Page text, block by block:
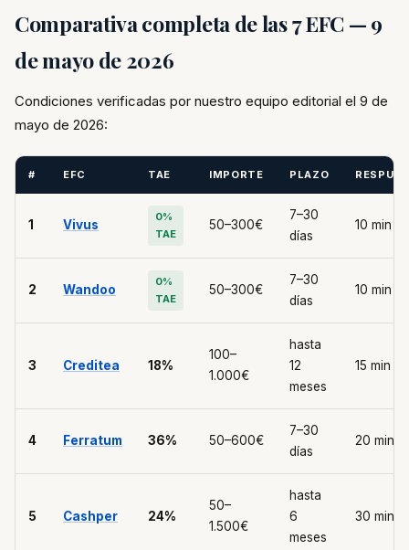
Comparativa completa de las 7 EFC — 9
de mayo de 2026
Condiciones verificadas por nuestro equipo editorial el 9 de
mayo de 2026:
# EFC TAE IMPORTE PLAZO
1 Vivus
0%
TAE
50–300€
7–30
días
10 min
2 Wandoo
0%
TAE
50–300€
7–30
días
10 min
3 Creditea 18%
100–
1.000€
hasta
12
meses
15 min
4 Ferratum 36% 50–600€
7–30
días
20 min
5 Cashper 24%
50–
1.500€
hasta
6
meses
30 min